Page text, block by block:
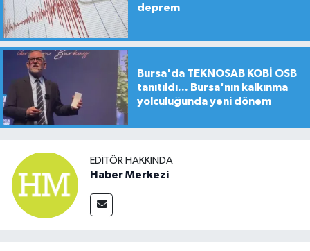
deprem
Bursa'da TEKNOSAB KOBİ OSB
tanıtıldı... Bursa'nın kalkınma
yolculuğunda yeni dönem
EDITÖR HAKKINDA
Haber Merkezi